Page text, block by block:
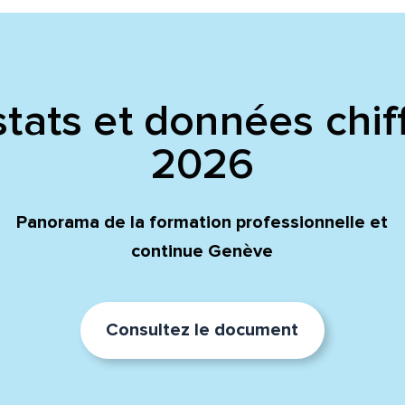
et données
2026
Panorama de la formation professionnelle et
continue Genève
Consultez le document